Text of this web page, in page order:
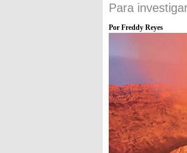
Para
Por Freddy Reyes